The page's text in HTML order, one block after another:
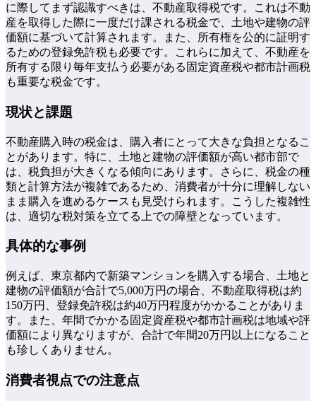
に際してまず認識すべきは、不動産取得税です。これは不動
産を取得した際に一度だけ課される税金で、土地や建物の評
価額に基づいて計算されます。また、所有権を公的に証明す
るための登録免許税も必要です。これらに加えて、不動産を
所有する限り毎年支払う必要がある固定資産税や都市計画税
も重要な税金です。
現状と課題
不動産購入時の税金は、購入者にとって大きな負担となるこ
とがあります。特に、土地と建物の評価額が高い都市部で
は、税負担が大きくなる傾向にあります。さらに、税金の種
類と計算方法が複雑であるため、消費者が十分に理解しない
まま購入を進めるケースも見受けられます。こうした複雑性
は、適切な税対策を立てる上での障壁となっています。
具体的な事例
例えば、東京都内で新築マンションを購入する場合、土地と
建物の評価額が合計で5,000万円の場合、不動産取得税は約
150万円、登録免許税は約40万円程度がかかることがありま
す。また、年間でかかる固定資産税や都市計画税は地域や評
価額により異なりますが、合計で年間20万円以上になること
も珍しくありません。
消費者視点での注意点